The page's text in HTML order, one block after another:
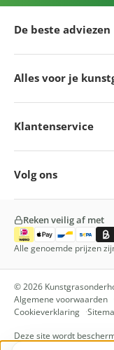
De beste adviezen
Alles voor je
Klantenservice
Volg ons
© 2026
Algemene voorwaarden
Cookieverklaring
Deze site wordt
Reken veilig af met
Alle genoemde prijzen